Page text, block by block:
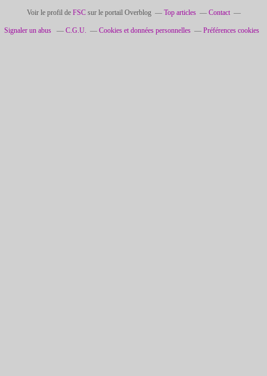
Voir le profil de FSCsur le portail Overblog Top articles Contact
Signaler un abus C.G.U. Cookies et données personnelles Préférences cookies